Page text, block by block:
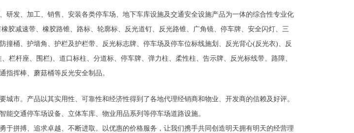
研发、加工、销售、安装各类停车场、地下车库设施及交通安全设施产品为一体的综合性专业化
胶减速带、橡胶路锥、路标、轮廓标、反光道钉、反光路锥、广角镜、停车牌、安全闪灯、三
撞桶、护墙角、护栏及护栏带、反光标志牌、停车场及停车位标线施划、反光背心(反光衣)、反
栏杆座、围栏)、道口标柱、分道标、停车牌、弹力柱、柔性柱、告示牌、反光标线带、路障、
指挥棒、蘑菇桶等反光安全制品。
城市。产品以其实用性、可靠性和经济性得到了各地代理经销商和物业、开发商的信赖及好评。
能交通停车场设备、立体车库、物业用品系列等停车场道路设施。
于拼搏、追求卓越、不断进取。以优惠的价格服务，让我们携手共同创造明天拥有明天的经营理